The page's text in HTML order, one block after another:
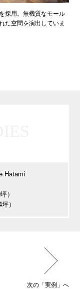
採用。無機質なモール
た空間を演出していま
Hatami
）
）
次の「実例」へ